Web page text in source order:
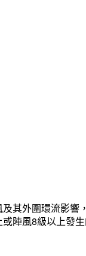
其外圍環流影
陣風8級以上發